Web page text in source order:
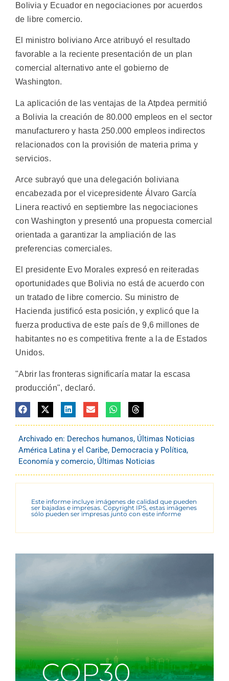
Bolivia y Ecuador en negociaciones por acuerdos
de libre comercio.
El ministro boliviano Arce atribuyó el resultado
favorable a la reciente presentación de un plan
comercial alternativo ante el gobierno de
Washington.
La aplicación de las ventajas de la Atpdea permitió
a Bolivia la creación de 80.000 empleos en el sector
manufacturero y hasta 250.000 empleos indirectos
relacionados con la provisión de materia prima y
servicios.
Arce subrayó que una delegación boliviana
encabezada por el vicepresidente Álvaro García
Linera reactivó en septiembre las negociaciones
con Washington y presentó una propuesta comercial
orientada a garantizar la ampliación de las
preferencias comerciales.
El presidente Evo Morales expresó en reiteradas
oportunidades que Bolivia no está de acuerdo con
un tratado de libre comercio. Su ministro de
Hacienda justificó esta posición, y explicó que la
fuerza productiva de este país de 9,6 millones de
habitantes no es competitiva frente a la de Estados
Unidos.
"Abrir las fronteras significaría matar la escasa
producción", declaró.
Archivado en: Derechos humanos, Últimas Noticias
América Latina y el Caribe, Democracia y Política,
Economía y comercio, Últimas Noticias
Este informe incluye imágenes de calidad que pueden
ser bajadas e impresas. Copyright IPS, estas imágenes
sólo pueden ser impresas junto con este informe